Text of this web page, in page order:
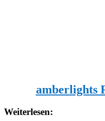
amberlights
Weiterlesen: